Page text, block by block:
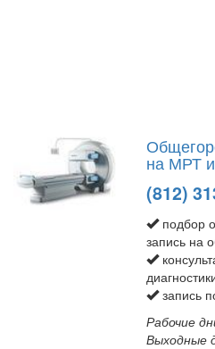
на МРТ
(812)
подбор
запись на
запись
Рабочие
Выходные